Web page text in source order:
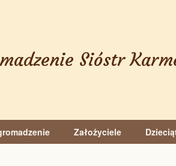
Sióstr
Założyciele